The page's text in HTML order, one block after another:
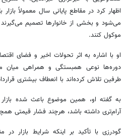
اظهار کرد در مقاطع پایانی سال معمولاً بازار
می‌شود و بخشی از خانوارها تصمیم
موکول کنند.
او با اشاره به اثر تحولات اخیر و فضای
دوره‌ها نوعی همبستگی و همراهی میان
طرفین تلاش کرده‌اند با انعطاف بیشتری
به گفته او، همین موضوع باعث شده
آرام‌تری داشته باشد، هرچند فشار قیمتی
گودرزی با تأکید بر اینکه شرایط بازار